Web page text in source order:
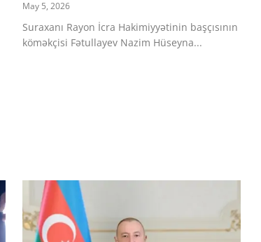
May 5, 2026
Suraxanı Rayon İcra Hakimiyyətinin başçısının
köməkçisi Fətullayev Nazim Hüseyna...